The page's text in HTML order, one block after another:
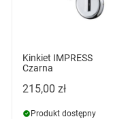
Kinkiet IMPRESS
Czarna
215,00 zł
Produkt dostępny